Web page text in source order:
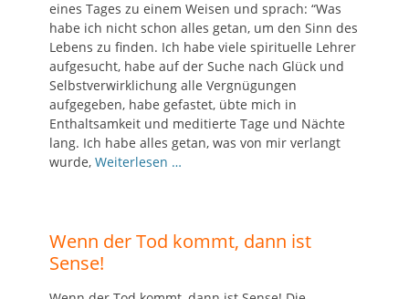
eines Tages zu einem Weisen und sprach: “Was
habe ich nicht schon alles getan, um den Sinn des
Lebens zu finden. Ich habe viele spirituelle Lehrer
aufgesucht, habe auf der Suche nach Glück und
Selbstverwirklichung alle Vergnügungen
aufgegeben, habe gefastet, übte mich in
Enthaltsamkeit und meditierte Tage und Nächte
lang. Ich habe alles getan, was von mir verlangt
wurde, Weiterlesen …
Wenn der Tod kommt, dann ist
Sense!